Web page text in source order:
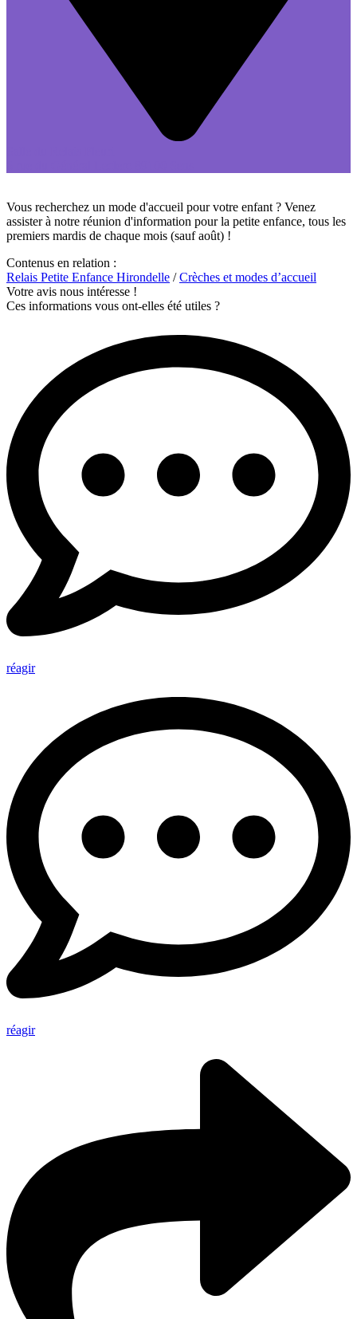
Vous recherchez un mode d'accueil pour votre enfant ? Venez
assister à notre réunion d'information pour la petite enfance, tous les
premiers mardis de chaque mois (sauf août) !
Contenus en relation :
Relais Petite Enfance Hirondelle /Crèches et modes d’accueil
Votre avis nous intéresse !
Ces informations vous ont-elles été utiles ?
réagir
réagir